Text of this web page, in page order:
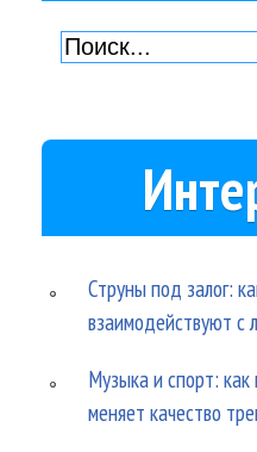
Струны под залог:
взаимодействуют с
Музыка и спорт: как
меняет качество